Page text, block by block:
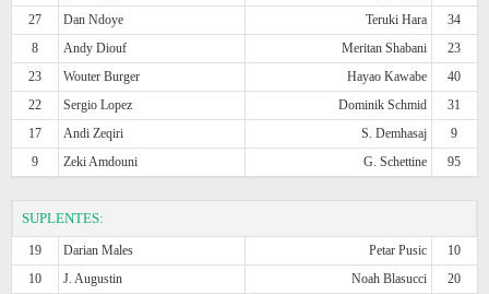
27
Dan Ndoye Teruki Hara
34
8
Andy Diouf Meritan Shabani
23
23
Wouter Burger Hayao Kawabe
40
22
Sergio Lopez Dominik Schmid
31
17
Andi Zeqiri S. Demhasaj
9
9
Zeki Amdouni G. Schettine 95
SUPLENTES:
19 Darian Males Petar Pusic
10
10
J. Augustin Noah Blasucci
20